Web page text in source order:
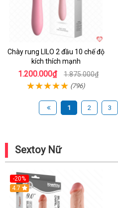
Chày rung LILO 2 đầu 10 chế độ
kích thích mạnh
1.200.000₫ 1.875.000₫
(796)
1 2 3
Sextoy Nữ
-20%
Hot
4.7